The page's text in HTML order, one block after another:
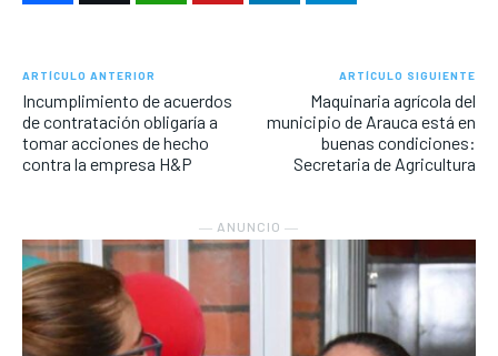
ARTÍCULO ANTERIOR
Incumplimiento de acuerdos
de contratación obligaría a
tomar acciones de hecho
contra la empresa H&P
ARTÍCULO SIGUIENTE
Maquinaria agrícola del
municipio de Arauca está en
buenas condiciones:
Secretaria de Agricultura
― ANUNCIO ―